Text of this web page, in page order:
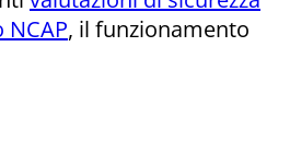
, il funzionamento